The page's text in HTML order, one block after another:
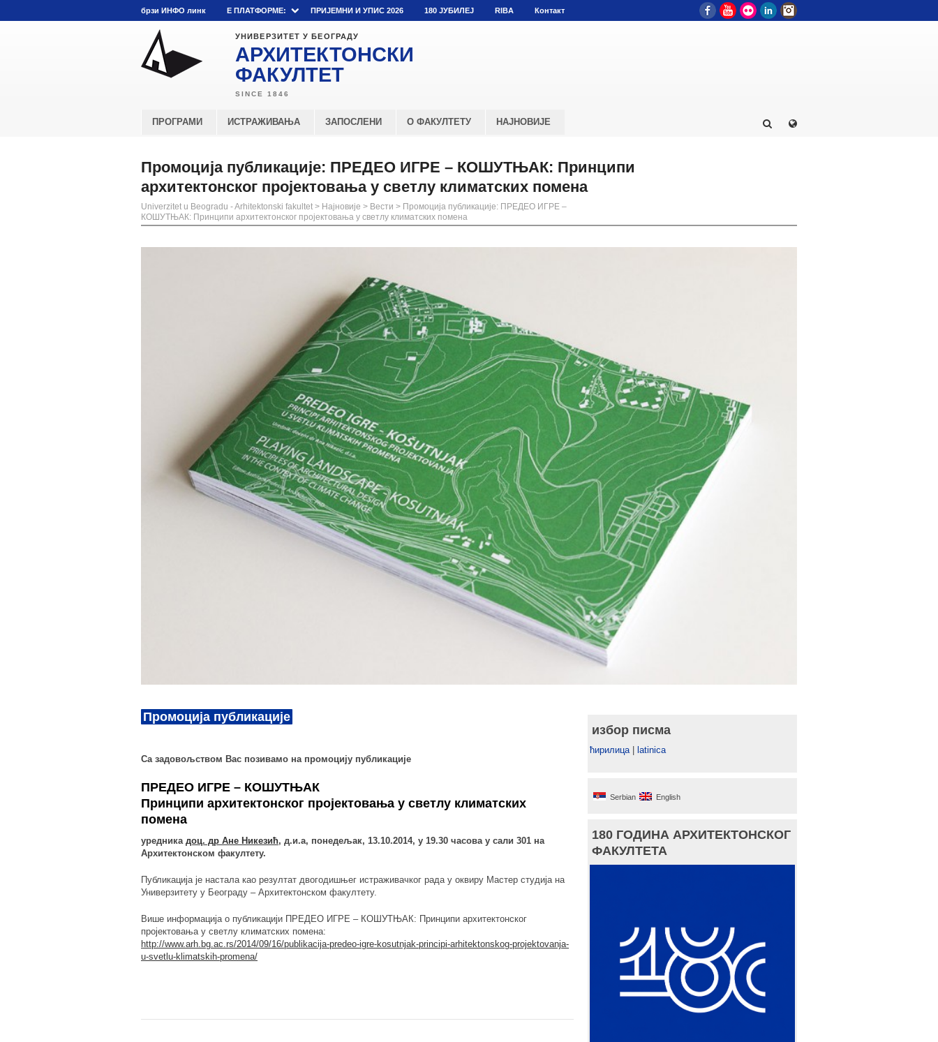
брзи ИНФО линк E ПЛАТФОРМЕ: ПРИЈЕМНИ И УПИС 2026 180 ЈУБИЛЕЈ RIBA Контакт FacebookYouTube
Flickr LinkedIn
УНИВЕРЗИТЕТ У БЕОГРАДУ
АРХИТЕКТОНСКИ
ФАКУЛТЕТ
ПРОГРАМИ ИСТРАЖИВАЊА ЗАПОСЛЕНИ О ФАКУЛТЕТУ НАЈНОВИЈЕ
Промоција публикације: ПРЕДЕО ИГРЕ – КОШУТЊАК: Принципи
архитектонског пројектовања у светлу климатских помена
Univerzitet u Beogradu - Arhitektonski fakultet > Најновије > Вести > Промоција публикације: ПРЕДЕО ИГРЕ –
КОШУТЊАК: Принципи архитектонског пројектовања у светлу климатских помена
Промоција публикације
Са задовољством Вас позивамо на промоцију публикације
ПРЕДЕО ИГРЕ – КОШУТЊАК
Принципи архитектонског пројектовања у светлу климатских
помена
уредника доц. др Ане Никезић, д.и.а, понедељак, 13.10.2014, у 19.30 часова у сали 301 на
Архитектонском факултету.
Публикација је настала као резултат двогодишњег истраживачког рада у оквиру Мастер студија на
Универзитету у Београду – Архитектонском факултету.
Више информација о публикацији ПРЕДЕО ИГРЕ – КОШУТЊАК: Принципи архитектонског
пројектовања у светлу климатских помена:
http://www.arh.bg.ac.rs/2014/09/16/publikacija-predeo-igre-kosutnjak-principi-arhitektonskog-projektovanja-
u-svetlu-klimatskih-promena/
избор писма
ћирилица| latinica
Serbian English
180 ГОДИНА АРХИТЕКТОНСКОГ
ФАКУЛТЕТА